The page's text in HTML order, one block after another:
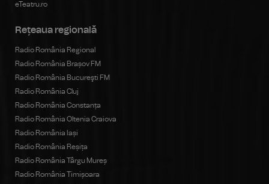
eTeatru.ro
Rețeaua regională
Radio România Regional
Radio România Brașov FM
Radio România Bucureşti FM
Radio România Cluj
Radio România Constanța
Radio România Oltenia Craiova
Radio România Iași
Radio România Reșița
Radio România Târgu Mureș
Radio România Timișoara